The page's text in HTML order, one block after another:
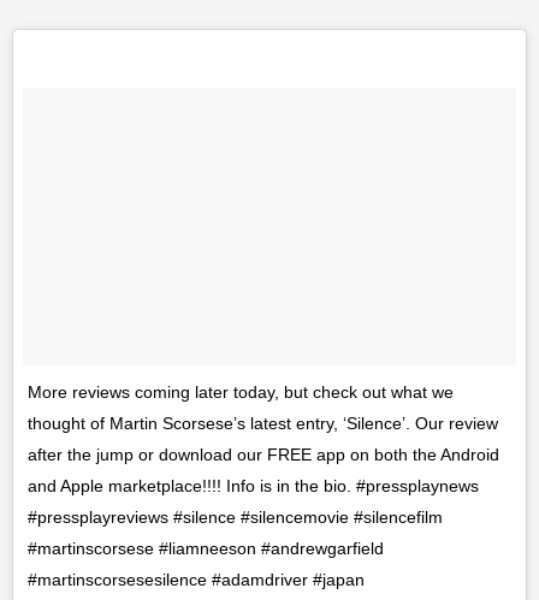
More reviews coming later today, but check out what we
thought of Martin Scorsese’s latest entry, ‘Silence’. Our review
after the jump or download our FREE app on both the Android
and Apple marketplace!!!! Info is in the bio. #pressplaynews
#pressplayreviews #silence #silencemovie #silencefilm
#martinscorsese #liamneeson #andrewgarfield
#martinscorsesesilence #adamdriver #japan